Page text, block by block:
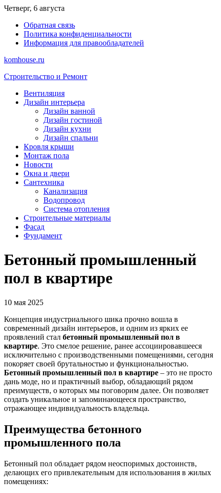
Перейти
содержимому
Четверг, 6 августа
Обратная связь
Политика конфиденциальности
Информация для правообладателей
komhouse.ru
Строительство и Ремонт
Вентиляция
Дизайн интерьера
Дизайн ванной
Дизайн гостиной
Дизайн кухни
Дизайн спальни
Кровля крыши
Монтаж пола
Новости
Окна и двери
Сантехника
Канализация
Водопровод
Система отопления
Строительные материалы
Фасад
Фундамент
Бетонный промышленный
пол в квартире
10 мая 2025
Концепция индустриального шика прочно вошла в
современный дизайн интерьеров, и одним из ярких ее
проявлений стал бетонный промышленный пол в
квартире. Это смелое решение, ранее ассоциировавшееся
исключительно с производственными помещениями, сегодня
покоряет своей брутальностью и функциональностью.
Бетонный промышленный пол в квартире – это не просто
дань моде, но и практичный выбор, обладающий рядом
преимуществ, о которых мы поговорим далее. Он позволяет
создать уникальное и запоминающееся пространство,
отражающее индивидуальность владельца.
Преимущества бетонного
промышленного пола
Бетонный пол обладает рядом неоспоримых достоинств,
делающих его привлекательным для использования в жилых
помещениях: